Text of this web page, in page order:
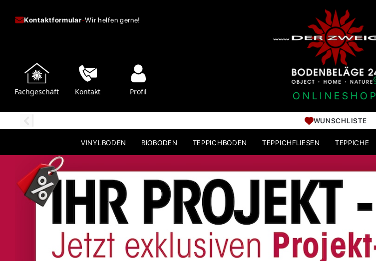
Kontaktformular-Wir helfen gerne!
Fachgeschäft Kontakt Profil ONLINESHOP
WUNSCHLISTE
VINYLBODEN BIOBODEN TEPPICHBODEN TEPPICHFLIESEN TEPPICHE